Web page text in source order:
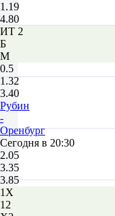
1.19
4.80
ИТ 2
Б
М
0.5
1.32
3.40
Рубин
-
Оренбург
Сегодня в 20:30
2.05
3.35
3.85
1X
12